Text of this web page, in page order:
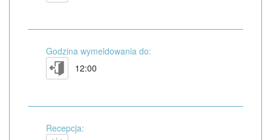
Godzina wymeldowania do:
12:00
Recepcja: